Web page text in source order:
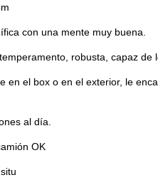
con una mente muy buena.
robusta, capaz de
en el box o en el exterior, le
al día.
OK